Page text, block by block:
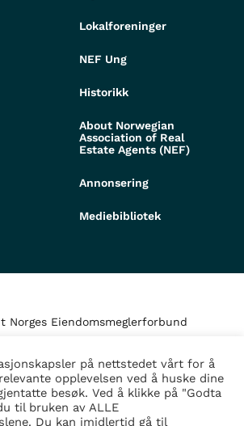
Lokalforeninger
NEF Ung
Historikk
About Norwegian
Association of Real
Estate Agents (NEF)
Annonsering
Mediebibliotek
Norges Eiendomsmeglerforbund
Personvern og cookies
Administrer samtykke
på nettstedet vårt for å
opplevelsen ved å huske dine
besøk. Ved å klikke på "Godta
til bruken av ALLE
Du kan imidlertid gå til